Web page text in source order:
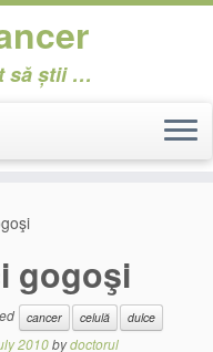
să știi …
gogoşi
cancer celulă
dulce
2010bydoctorul